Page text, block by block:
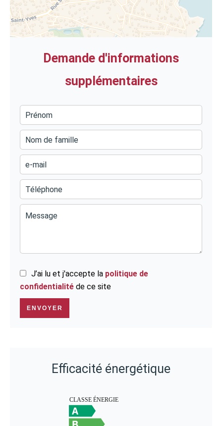
Demande d'informations
supplémentaires
J’ai lu et j'accepte la politique de
confidentialité de ce site
ENVOYER
Efficacité énergétique